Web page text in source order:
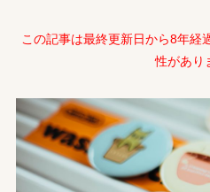
この記事は最終更新日から8年経
性があり